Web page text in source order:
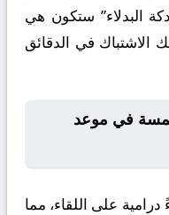
البدلاء” ستكون هي
الاشتباك في الدقائق
في موعد
على اللقاء، مما